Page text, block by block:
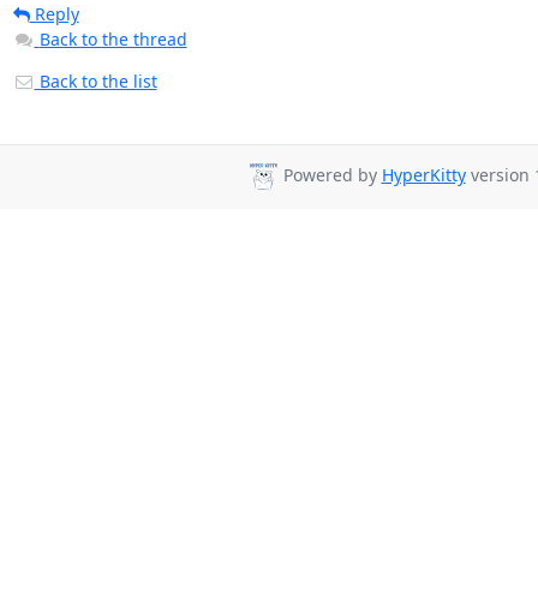
Reply
Back to the thread
Back to the list
Powered by HyperKittyversion